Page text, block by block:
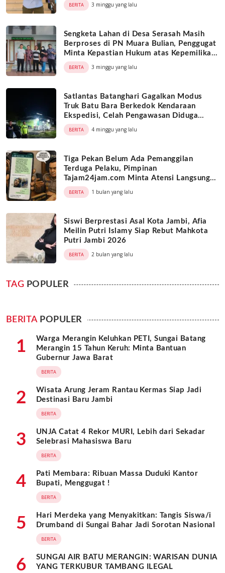
BERITA 3 minggu yang lalu
Sengketa Lahan di Desa Serasah Masih
Berproses di PN Muara Bulian, Penggugat
Minta Kepastian Hukum atas Kepemilikan
Objek Tanah
BERITA 3 minggu yang lalu
Satlantas Batanghari Gagalkan Modus
Truk Batu Bara Berkedok Kendaraan
Ekspedisi, Celah Pengawasan Diduga
Dimanfaatkan Oknum
BERITA 4 minggu yang lalu
Tiga Pekan Belum Ada Pemanggilan
Terduga Pelaku, Pimpinan
Tajam24jam.com Minta Atensi Langsung
Kapolda Jambi
BERITA 1 bulan yang lalu
Siswi Berprestasi Asal Kota Jambi, Afia
Meilin Putri Islamy Siap Rebut Mahkota
Putri Jambi 2026
BERITA 2 bulan yang lalu
TAG POPULER
BERITAPOPULER
1
Warga Merangin Keluhkan PETI, Sungai Batang
Merangin 15 Tahun Keruh: Minta Bantuan
Gubernur Jawa Barat
BERITA
2
Wisata Arung Jeram Rantau Kermas Siap Jadi
Destinasi Baru Jambi
BERITA
3
UNJA Catat 4 Rekor MURI, Lebih dari Sekadar
Selebrasi Mahasiswa Baru
BERITA
4
Pati Membara: Ribuan Massa Duduki Kantor
Bupati, Menggugat !
BERITA
5
Hari Merdeka yang Menyakitkan: Tangis Siswa/i
Drumband di Sungai Bahar Jadi Sorotan Nasional
BERITA
6
SUNGAI AIR BATU MERANGIN: WARISAN DUNIA
YANG TERKUBUR TAMBANG ILEGAL